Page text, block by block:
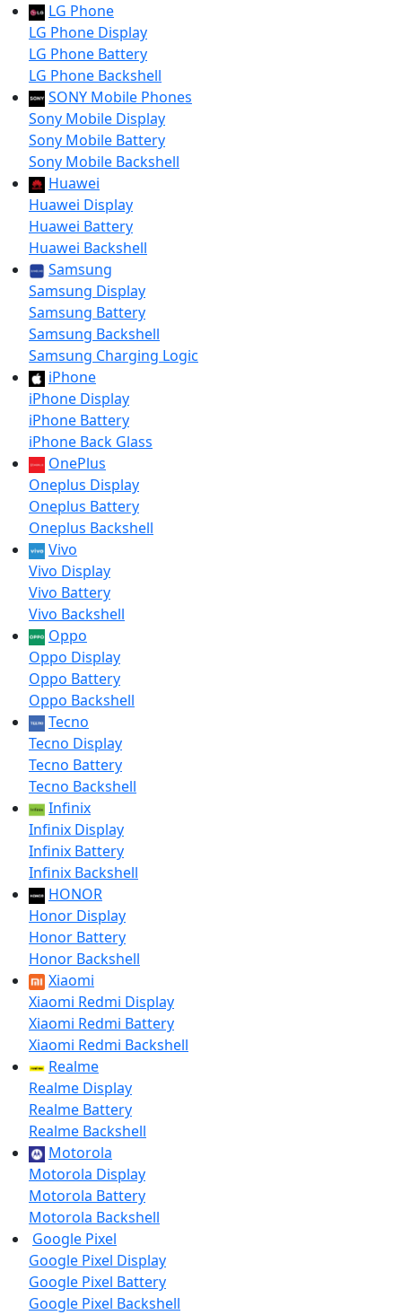
LG Phone
LG Phone Display
LG Phone Battery
LG Phone Backshell
SONY Mobile Phones
Sony Mobile Display
Sony Mobile Battery
Sony Mobile Backshell
Huawei
Huawei Display
Huawei Battery
Huawei Backshell
Samsung
Samsung Display
Samsung Battery
Samsung Backshell
Samsung Charging Logic
iPhone
iPhone Display
iPhone Battery
iPhone Back Glass
OnePlus
Oneplus Display
Oneplus Battery
Oneplus Backshell
Vivo
Vivo Display
Vivo Battery
Vivo Backshell
Oppo
Oppo Display
Oppo Battery
Oppo Backshell
Tecno
Tecno Display
Tecno Battery
Tecno Backshell
Infinix
Infinix Display
Infinix Battery
Infinix Backshell
HONOR
Honor Display
Honor Battery
Honor Backshell
Xiaomi
Xiaomi Redmi Display
Xiaomi Redmi Battery
Xiaomi Redmi Backshell
Realme
Realme Display
Realme Battery
Realme Backshell
Motorola
Motorola Display
Motorola Battery
Motorola Backshell
Google Pixel
Google Pixel Display
Google Pixel Battery
Google Pixel Backshell